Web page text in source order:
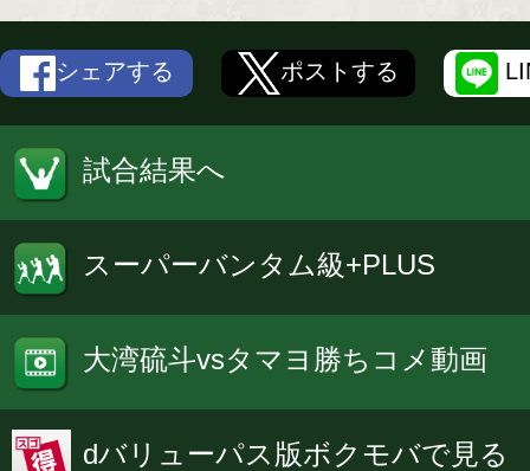
シェアする ポストする
試合結果へ
スーパーバンタム級+PLUS
大湾硫斗vsタマヨ勝ちコメ動画
dバリューパス版ボクモバで見る